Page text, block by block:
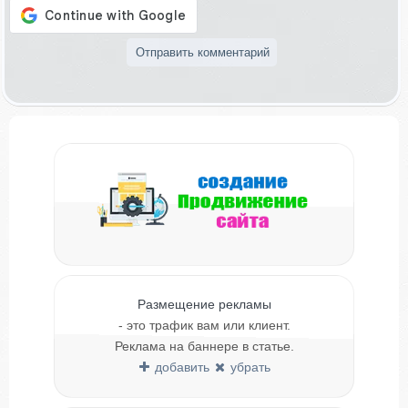
Размещение рекламы
- это трафик вам или клиент.
Реклама на баннере в статье.
добавить
убрать